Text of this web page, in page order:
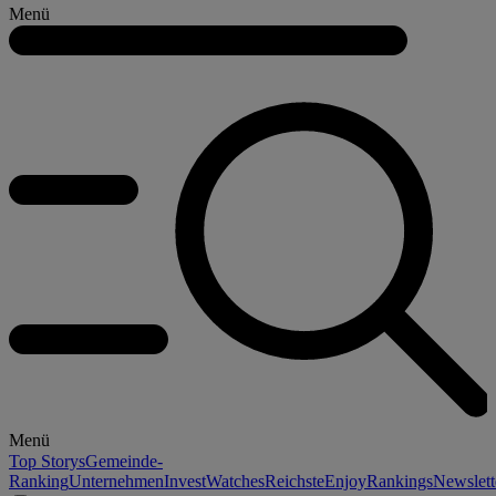
Menü
Menü
Top StorysGemeinde-
RankingUnternehmenInvestWatchesReichsteEnjoyRankings